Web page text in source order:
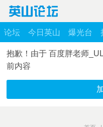
论坛 今日英山 爆光台
抱歉！由于 百度胖老师
前内容